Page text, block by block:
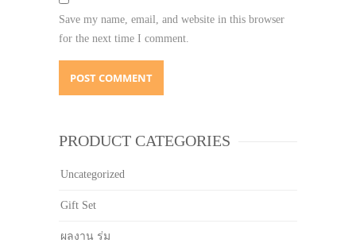
Save my name, email, and website in this browser
for the next time I comment.
PRODUCT CATEGORIES
Uncategorized
Gift Set
ผลงาน ร่ม